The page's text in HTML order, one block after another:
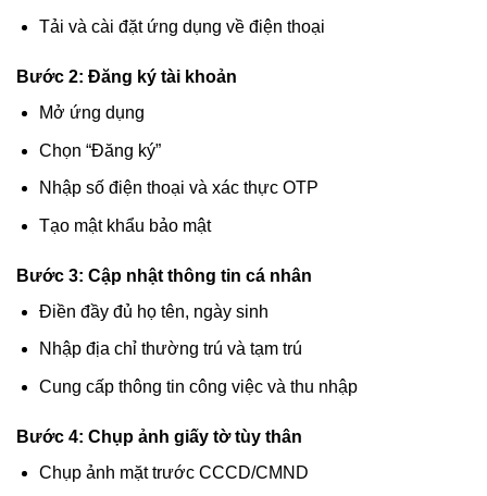
Tải và cài đặt ứng dụng về điện thoại
Bước 2: Đăng ký tài khoản
Mở ứng dụng
Chọn “Đăng ký”
Nhập số điện thoại và xác thực OTP
Tạo mật khẩu bảo mật
Bước 3: Cập nhật thông tin cá nhân
Điền đầy đủ họ tên, ngày sinh
Nhập địa chỉ thường trú và tạm trú
Cung cấp thông tin công việc và thu nhập
Bước 4: Chụp ảnh giấy tờ tùy thân
Chụp ảnh mặt trước CCCD/CMND